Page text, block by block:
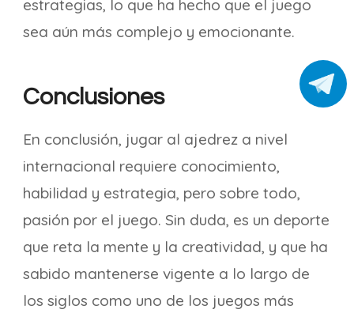
estrategias, lo que ha hecho que el juego
sea aún más complejo y emocionante.
Conclusiones
En conclusión, jugar al ajedrez a nivel
internacional requiere conocimiento,
habilidad y estrategia, pero sobre todo,
pasión por el juego. Sin duda, es un deporte
que reta la mente y la creatividad, y que ha
sabido mantenerse vigente a lo largo de
los siglos como uno de los juegos más